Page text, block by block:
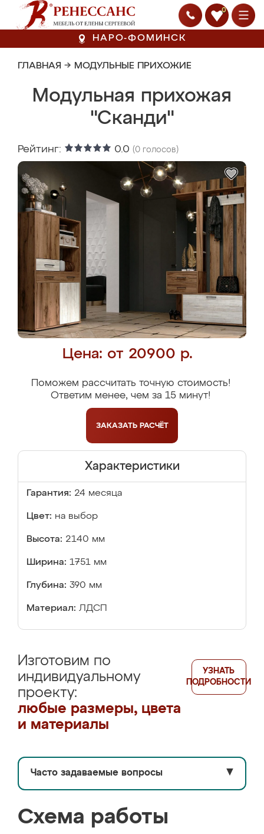
0
НАРО-ФОМИНСК
ГЛАВНАЯ → МОДУЛЬНЫЕ ПРИХОЖИЕ
Модульная прихожая
"Сканди"
Рейтинг: 0.0 (0 голосов)
Цена: от 20900 р.
Поможем рассчитать точную стоимость!
Ответим менее, чем за 15 минут!
ЗАКАЗАТЬ РАСЧЁТ
Характеристики
Гарантия: 24 месяца
Цвет: на выбор
Высота: 2140 мм
Ширина: 1751 мм
Глубина: 390 мм
Материал: ЛДСП
Изготовим по
индивидуальному
проекту:
любые размеры, цвета
и материалы
УЗНАТЬ
ПОДРОБНОСТИ
Часто задаваемые вопросы ▼
Схема работы